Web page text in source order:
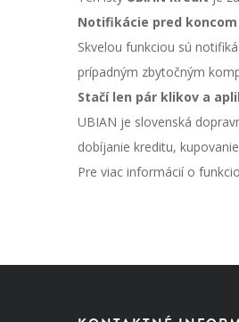
Notifikácie pred
Skvelou funkciou sú
prípadným zbytočným
Stačí len pár klikov a
UBIAN je slovenská
dobíjanie kreditu,
Pre viac informácií o